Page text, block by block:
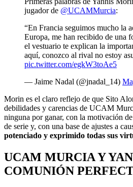
jugador de @UCAMMurcia:
“En Francia seguimos mucho la
Europa, me han recibido de una
el vestuario te explican la
aquí, conozco al rival no estoy
pic.twitter.com/egkW3toAe5
— Jaime Nadal (@jnadal_14)
Morin es el claro reflejo de que Sito
debilidades y carencias de UCAM
ninguna por ganar, con la motivación
de serie y, con una base de ajustes a
potenciado y exprimido todas sus
UCAM MURCIA Y
COMUNIÓN